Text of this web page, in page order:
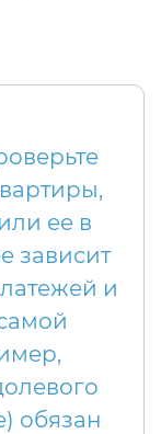
ее в
зависит
и
обязан